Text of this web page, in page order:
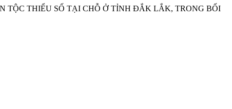
TỘC THIỂU SỐ TẠI CHỖ Ở TỈNH ĐẮK LẮK, TRONG BỐI